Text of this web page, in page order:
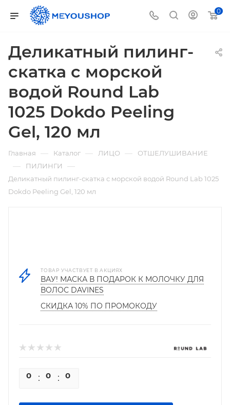
0
Деликатный пилинг-
скатка с морской
водой Round Lab
1025 Dokdo Peeling
Gel, 120 мл
Главная — Каталог — ЛИЦО — ОТШЕЛУШИВАНИЕ
— ПИЛИНГИ —
Деликатный пилинг-скатка с морской водой Round Lab 1025
Dokdo Peeling Gel, 120 мл
ТОВАР УЧАСТВУЕТ В АКЦИЯХ
ВАУ! МАСКА В ПОДАРОК К МОЛОЧКУ ДЛЯ
ВОЛОС DAVINES
СКИДКА 10% ПО ПРОМОКОДУ
0 0 0